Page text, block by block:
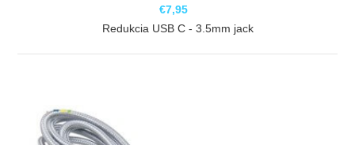
€7,95
Redukcia USB C - 3.5mm jack